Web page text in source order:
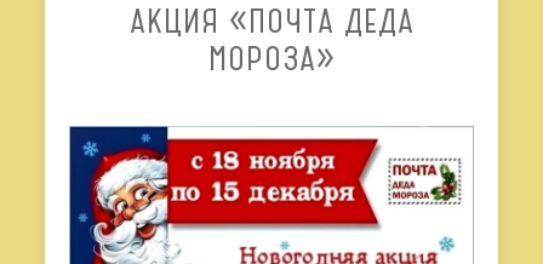
АКЦИЯ «ПОЧТА ДЕДА
МОРОЗА»